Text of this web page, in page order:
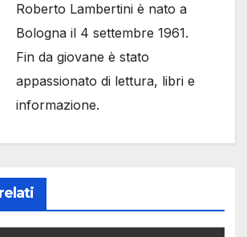
Roberto Lambertini è nato a
Bologna il 4 settembre 1961.
Fin da giovane è stato
appassionato di lettura, libri e
informazione.